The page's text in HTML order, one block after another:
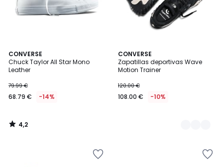
CONVERSE
Chuck Taylor All Star Mono
Leather
€
en
de
79.99
79.99 €
68.79 € -14%
4,2
/ 5
4,2
/
CONVERSE
Zapatillas deportivas Wave
Motion Trainer
120.00 €
108.00 € -10%
2
Colores